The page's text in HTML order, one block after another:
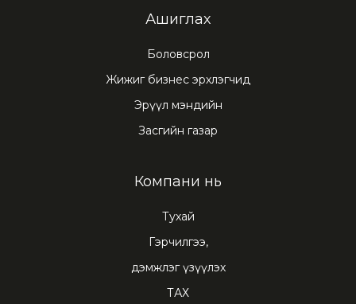
Ашиглах
Боловсрол
Жижиг бизнес эрхлэгчид
Эрүүл мэндийн
Засгийн газар
Компани нь
Тухай
Гэрчилгээ,
дэмжлэг үзүүлэх
ТАХ